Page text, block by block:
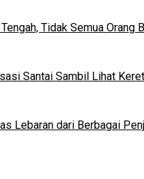
Tidak Semua Orang
Santai Sambil Lihat
Lebaran dari Berbagai